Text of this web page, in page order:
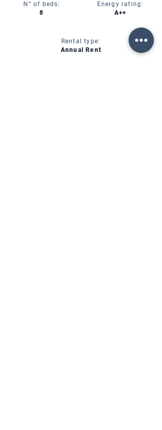
N° of beds:
8
Energy rating:
A++
Rental type:
Annual Rent